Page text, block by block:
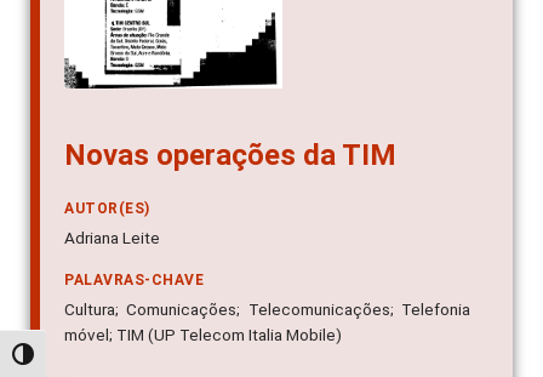
Alternar alto contraste
Novas operações da TIM
AUTOR(ES)
Adriana Leite
PALAVRAS-CHAVE
Cultura; Comunicações; Telecomunicações; Telefonia
móvel; TIM (UP Telecom Italia Mobile)